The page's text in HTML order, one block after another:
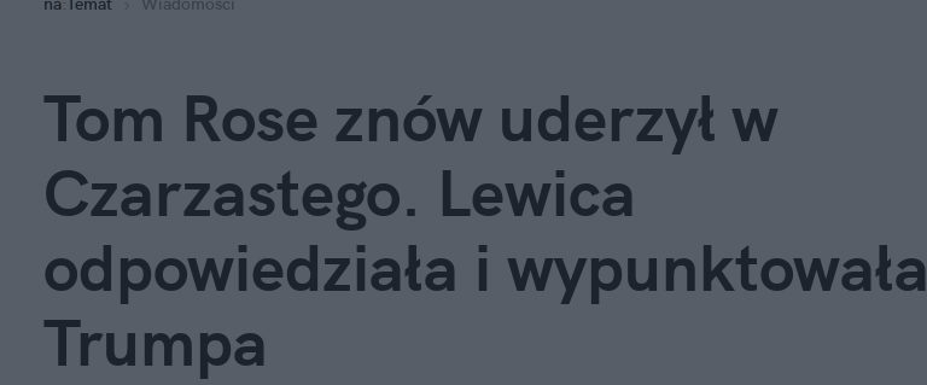
Tom Rose znów uderzył w
Czarzastego. Lewica
odpowiedziała i wypunktowała
Trumpa